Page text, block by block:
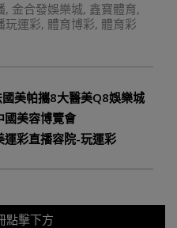
, 金合發娛樂城, 鑫寶體育,
玩運彩, 體育博彩, 體育彩
美帕攜8大醫美Q8娛樂城
國美容博覽會
運彩直播容院-玩運彩
點擊下方